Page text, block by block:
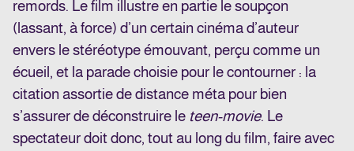
remords. Le film illustre en partie le soupçon
(lassant, à force) d’un certain cinéma d’auteur
envers le stéréotype émouvant, perçu comme un
écueil, et la parade choisie pour le contourner : la
citation assortie de distance méta pour bien
s’assurer de déconstruire le teen-movie. Le
spectateur doit donc, tout au long du film, faire avec